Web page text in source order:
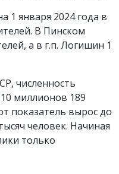
1 января 2024 года в
В Пинском
а в г.п. Логишин 1
численность
миллионов 189
показатель вырос до
человек. Начиная
только